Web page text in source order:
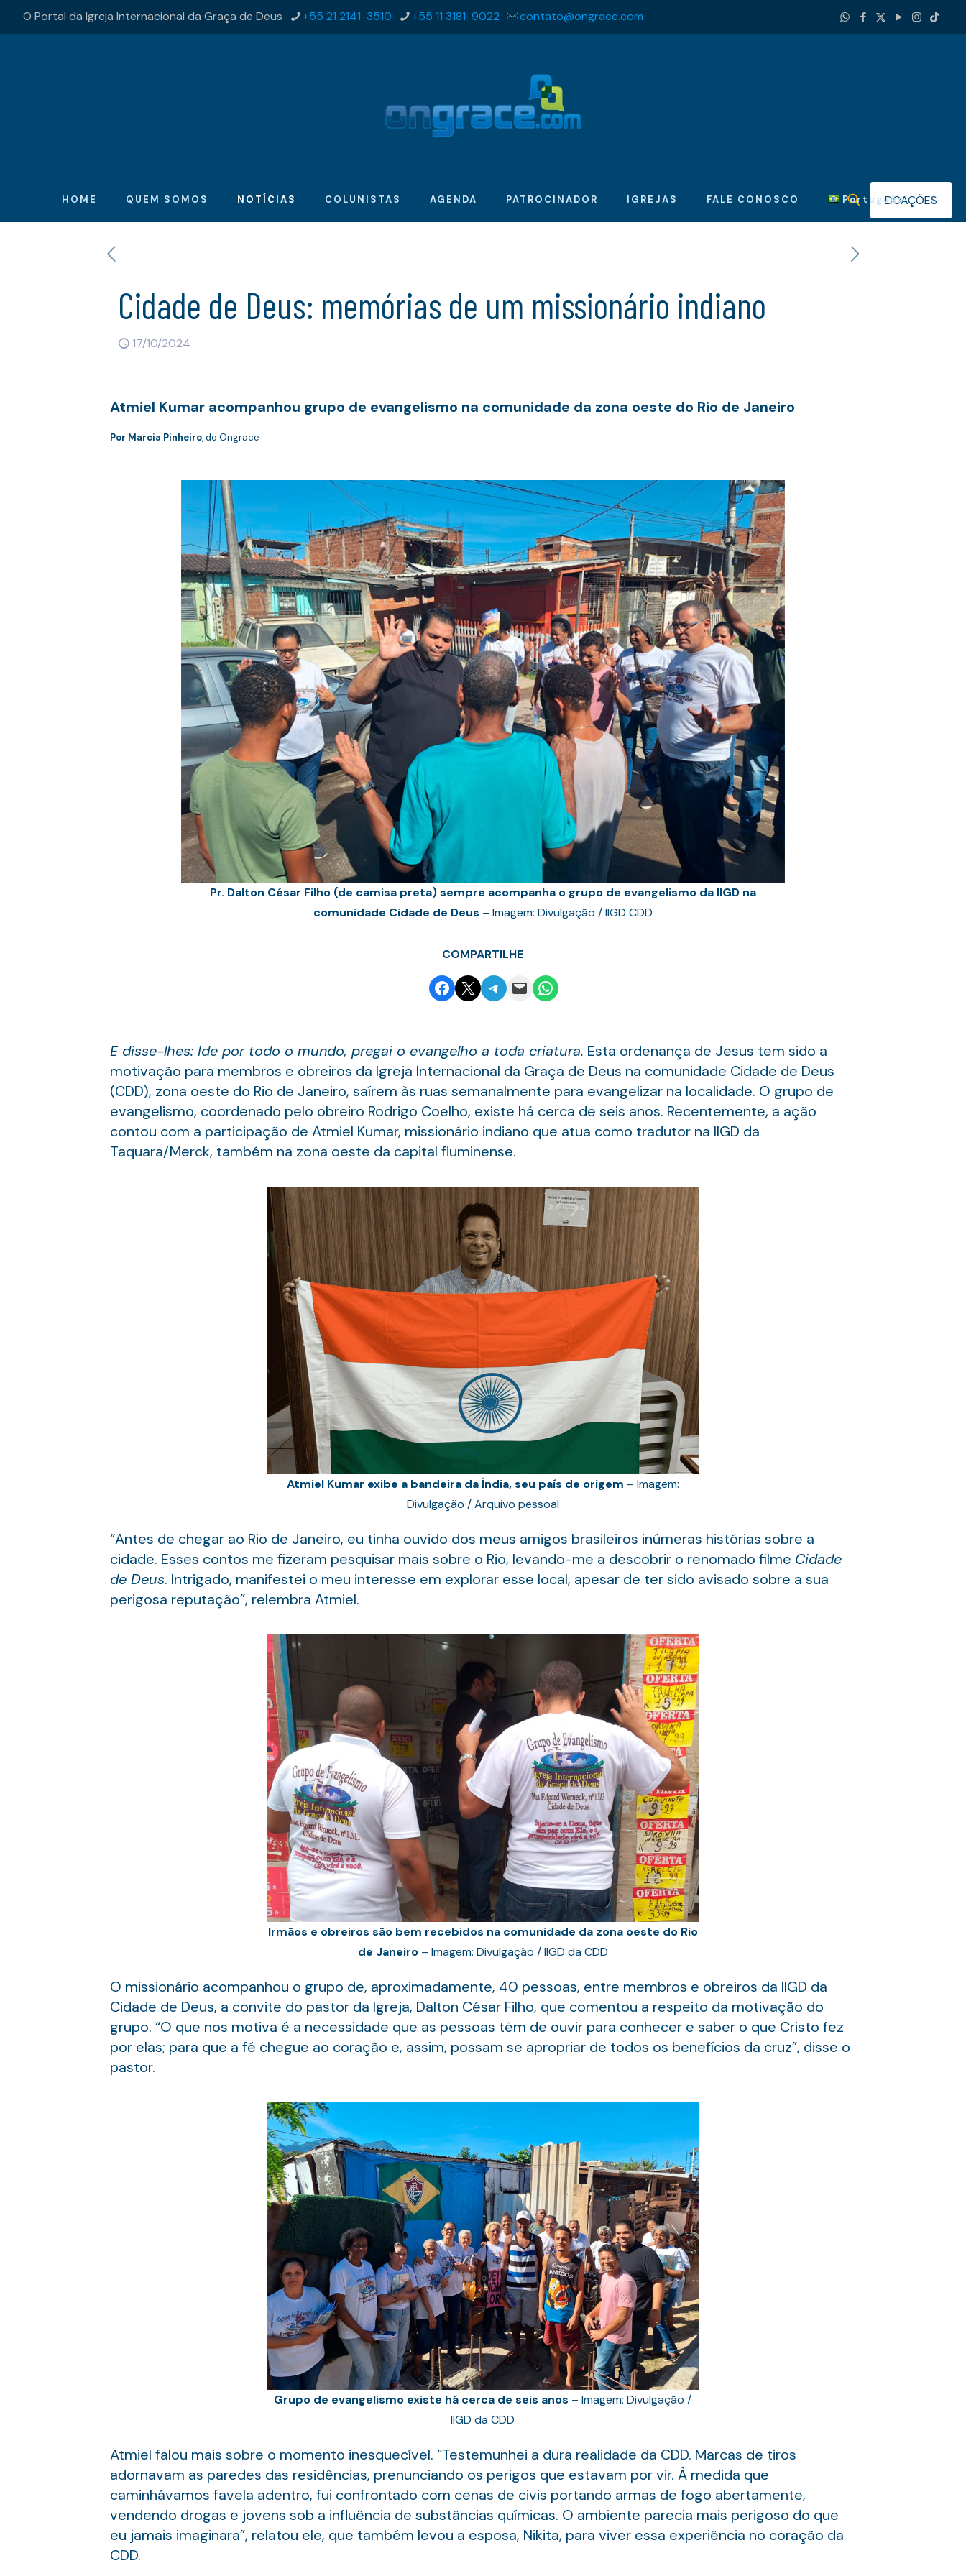
O Portal da Igreja Internacional da Graça de Deus +55 21 2141-3510 +55 11 3181-9022 contato@ongrace.com
HOME QUEM SOMOS NOTÍCIAS COLUNISTAS AGENDA PATROCINADOR IGREJAS FALE CONOSCO PortuguêsDOAÇÕES
Cidade de Deus: memórias de um missionário indiano
17/10/2024
Atmiel Kumar acompanhou grupo de evangelismo na comunidade da zona oeste do Rio de Janeiro
Por Marcia Pinheiro, do Ongrace
Pr. Dalton César Filho (de camisa preta) sempre acompanha o grupo de evangelismo da IIGD na
comunidade Cidade de Deus – Imagem: Divulgação / IIGD CDD
COMPARTILHE
Share on Facebook
Email this PageShare on Telegram
Email this PageShare on WhatsApp
E disse-lhes: Ide por todo o mundo, pregai o evangelho a toda criatura. Esta ordenança de Jesus tem sido a
motivação para membros e obreiros da Igreja Internacional da Graça de Deus na comunidade Cidade de Deus
(CDD), zona oeste do Rio de Janeiro, saírem às ruas semanalmente para evangelizar na localidade. O grupo de
evangelismo, coordenado pelo obreiro Rodrigo Coelho, existe há cerca de seis anos. Recentemente, a ação
contou com a participação de Atmiel Kumar, missionário indiano que atua como tradutor na IIGD da
Taquara/Merck, também na zona oeste da capital fluminense.
Atmiel Kumar exibe a bandeira da Índia, seu país de origem – Imagem:
Divulgação / Arquivo pessoal
“Antes de chegar ao Rio de Janeiro, eu tinha ouvido dos meus amigos brasileiros inúmeras histórias sobre a
cidade. Esses contos me fizeram pesquisar mais sobre o Rio, levando-me a descobrir o renomado filme Cidade
de Deus. Intrigado, manifestei o meu interesse em explorar esse local, apesar de ter sido avisado sobre a sua
perigosa reputação”, relembra Atmiel.
Irmãos e obreiros são bem recebidos na comunidade da zona oeste do Rio
de Janeiro– Imagem: Divulgação / IIGD da CDD
O missionário acompanhou o grupo de, aproximadamente, 40 pessoas, entre membros e obreiros da IIGD da
Cidade de Deus, a convite do pastor da Igreja, Dalton César Filho, que comentou a respeito da motivação do
grupo. “O que nos motiva é a necessidade que as pessoas têm de ouvir para conhecer e saber o que Cristo fez
por elas; para que a fé chegue ao coração e, assim, possam se apropriar de todos os benefícios da cruz”, disse o
pastor.
Grupo de evangelismo existe há cerca de seis anos – Imagem: Divulgação /
IIGD da CDD
Atmiel falou mais sobre o momento inesquecível. “Testemunhei a dura realidade da CDD. Marcas de tiros
adornavam as paredes das residências, prenunciando os perigos que estavam por vir. À medida que
caminhávamos favela adentro, fui confrontado com cenas de civis portando armas de fogo abertamente,
vendendo drogas e jovens sob a influência de substâncias químicas. O ambiente parecia mais perigoso do que
eu jamais imaginara”, relatou ele, que também levou a esposa, Nikita, para viver essa experiência no coração da
CDD.